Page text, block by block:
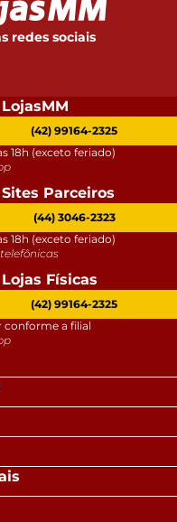
redes sociais
(42) 99164-2325
18h (exceto feriado)
Parceiros
(44) 3046-2323
18h (exceto feriado)
Físicas
(42) 99164-2325
conforme a filial